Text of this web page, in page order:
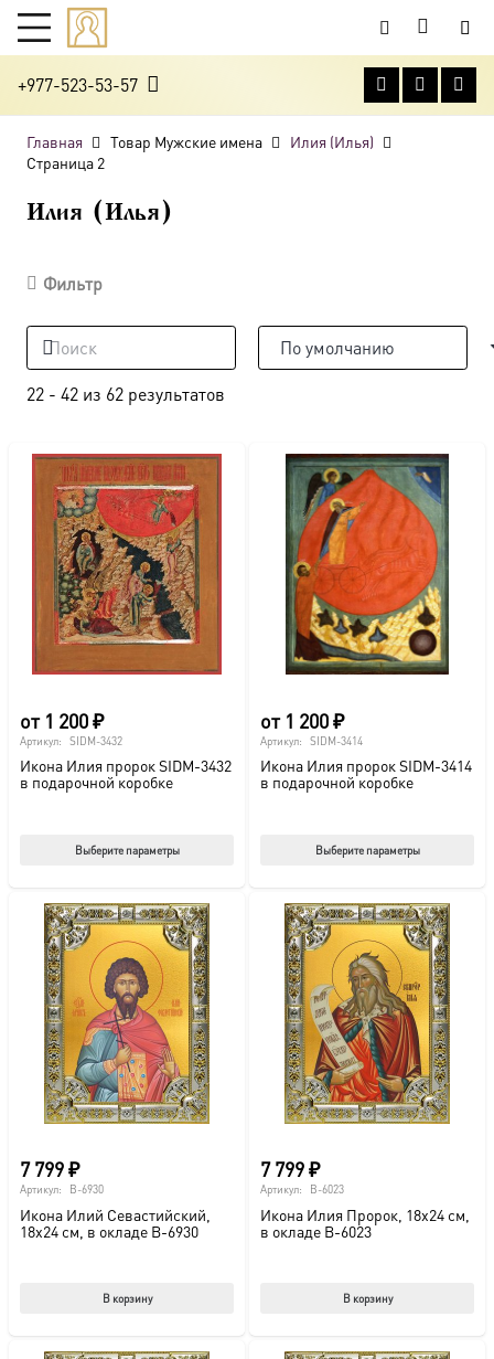
+977-523-53-57
Главная Товар Мужские имена
Илия (Илья)
Страница 2
Илия (Илья)
Фильтр
22 - 42 из 62 результатов
от 1 200₽
Артикул: SIDM-3432
Икона Илия пророк SIDM-3432
в подарочной коробке
Выберите параметры
от 1 200₽
Артикул: SIDM-3414
Икона Илия пророк SIDM-3414
в подарочной коробке
Выберите параметры
7 799₽
Артикул: B-6930
Икона Илий Севастийский,
18х24 см, в окладе B-6930
В корзину
7 799₽
Артикул: B-6023
Икона Илия Пророк, 18х24 см,
в окладе B-6023
В корзину